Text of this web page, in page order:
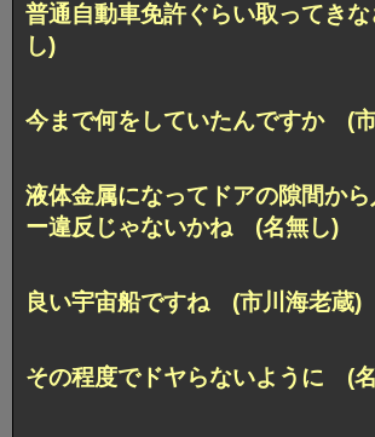
普通自動車免許ぐらい取ってき
し)
今まで何をしていたんですか (
液体金属になってドアの隙間か
ー違反じゃないかね (名無し)
良い宇宙船ですね (市川海老蔵)
その程度でドヤらないように (